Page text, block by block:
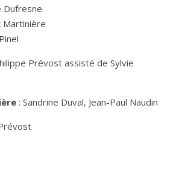
Dufresne
Martinière
Prévost assisté de Sylvie
: Sandrine Duval, Jean-Paul Naudin